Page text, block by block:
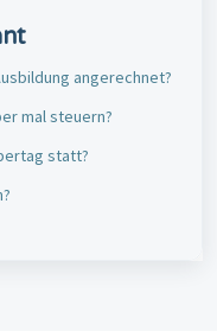
angerechnet?
mal steuern?
statt?